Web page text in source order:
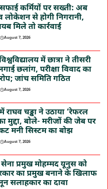
कर्मियों पर सख्ती: अब
से होगी निगरानी,
मिले तो कार्रवाई
August 7, 2026
में छात्रा ने तीसरी
छलांग, परीक्षा विवाद का
जांच समिति गठित
August 7, 2026
राघव चड्ढा ने उठाया ‘रेफरल
मुद्दा, बोले- मरीजों की जेब पर
मनी सिस्टम का बोझ
August 7, 2026
प्रमुख मोहम्मद यूनुस को
का प्रमुख बनाने के खिलाफ
सलाहकार का दावा